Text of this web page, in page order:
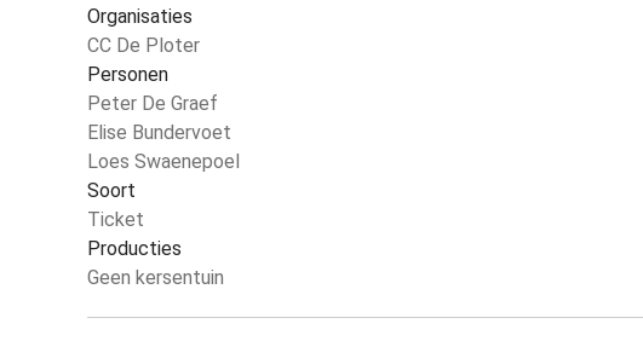
Organisaties
CC De Ploter
Personen
Peter De Graef
Elise Bundervoet
Loes Swaenepoel
Soort
Ticket
Producties
Geen kersentuin